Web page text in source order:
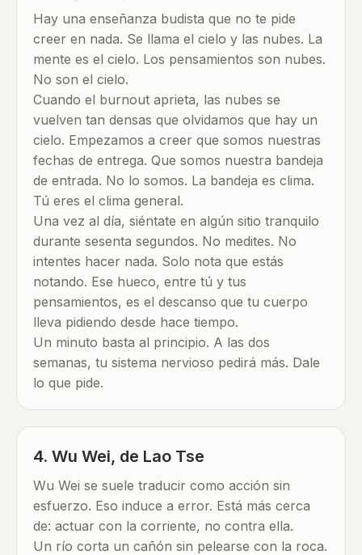
Hay una enseñanza budista que no te pide
creer en nada. Se llama el cielo y las nubes. La
mente es el cielo. Los pensamientos son nubes.
No son el cielo.
Cuando el burnout aprieta, las nubes se
vuelven tan densas que olvidamos que hay un
cielo. Empezamos a creer que somos nuestras
fechas de entrega. Que somos nuestra bandeja
de entrada. No lo somos. La bandeja es clima.
Tú eres el clima general.
Una vez al día, siéntate en algún sitio tranquilo
durante sesenta segundos. No medites. No
intentes hacer nada. Solo nota que estás
notando. Ese hueco, entre tú y tus
pensamientos, es el descanso que tu cuerpo
lleva pidiendo desde hace tiempo.
Un minuto basta al principio. A las dos
semanas, tu sistema nervioso pedirá más. Dale
lo que pide.
4. Wu Wei, de Lao Tse
Wu Wei se suele traducir como acción sin
esfuerzo. Eso induce a error. Está más cerca
de: actuar con la corriente, no contra ella.
Un río corta un cañón sin pelearse con la roca.